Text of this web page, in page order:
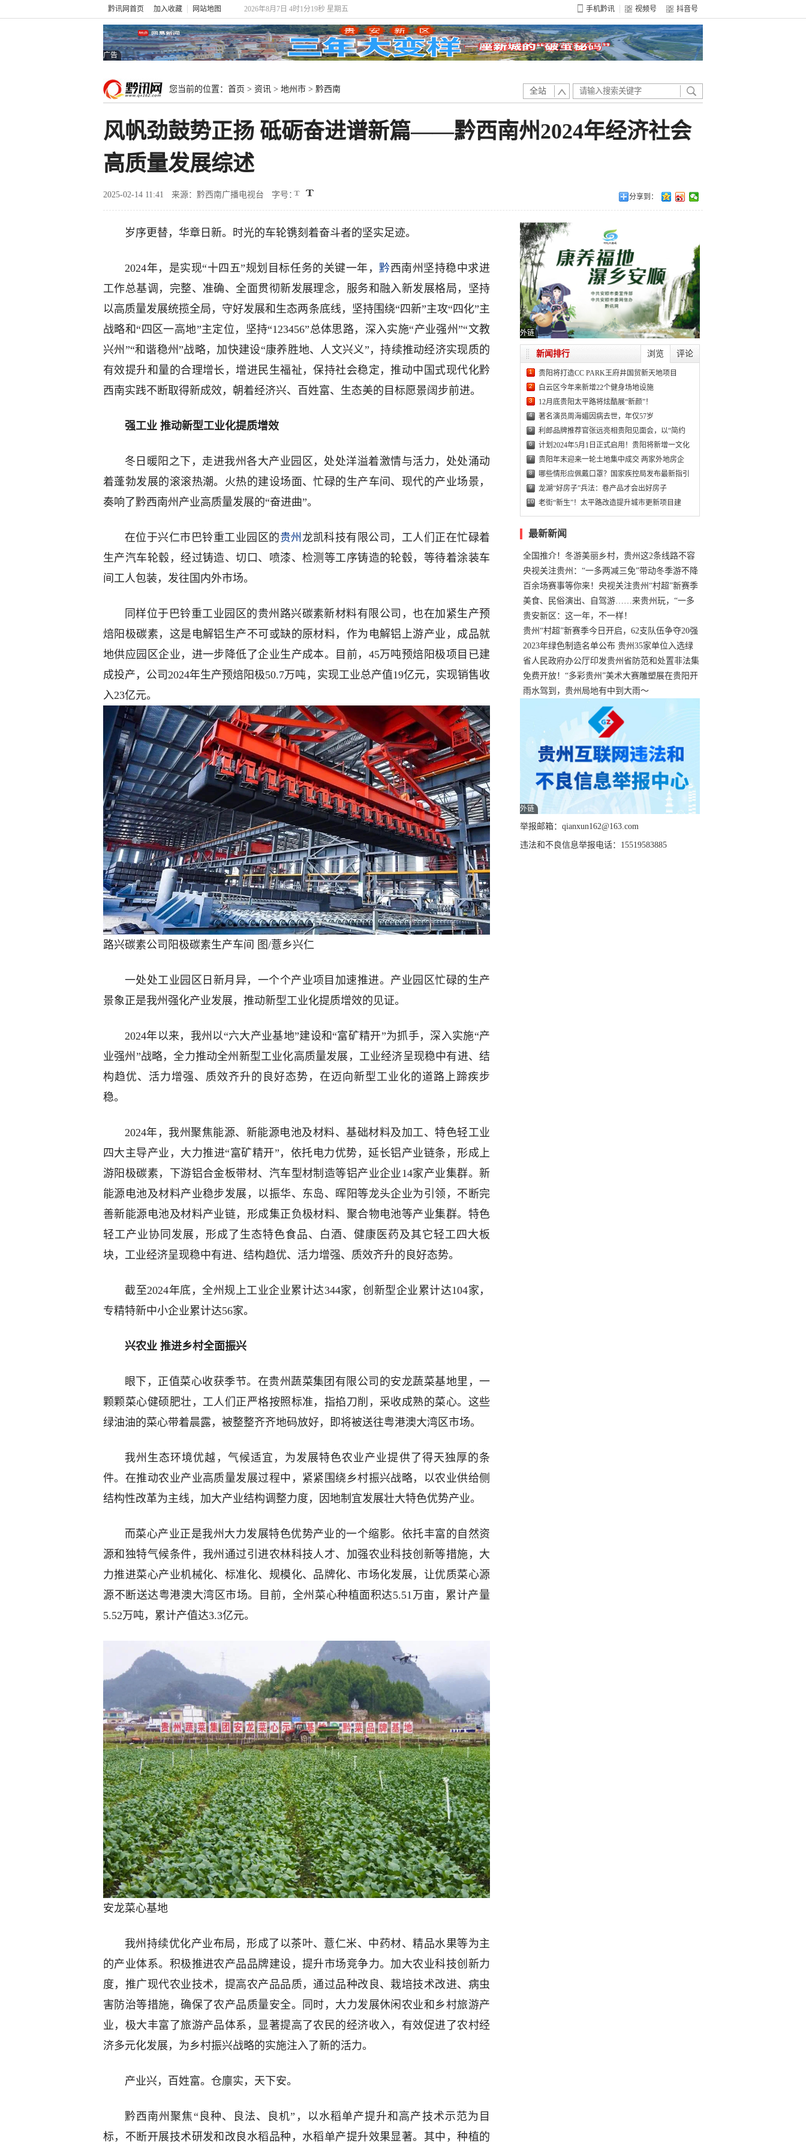
黔讯网首页 加入收藏 网站地图 2026年8月7日 4时1分20秒 星期五 手机黔讯 视频号 抖音号
广告
您当前的位置： 首页 > 资讯 > 地州市 > 黔西南 全站
风帆劲鼓势正扬 砥砺奋进谱新篇——黔西南州2024年经济社会
高质量发展综述
2025-02-14 11:41 来源：黔西南广播电视台 字号： 分享到：
岁序更替，华章日新。时光的车轮镌刻着奋斗者的坚实足迹。
2024年，是实现“十四五”规划目标任务的关键一年，黔 西南州坚持稳中求进
工作总基调，完整、准确、全面贯彻新发展理念，服务和融入新发展格局，坚持
以高质量发展统揽全局，守好发展和生态两条底线，坚持围绕“四新”主攻“四化”主
战略和“四区一高地”主定位，坚持“123456”总体思路，深入实施“产业强州”“文教
兴州”“和谐稳州”战略，加快建设“康养胜地、人文兴义”，持续推动经济实现质的
有效提升和量的合理增长，增进民生福祉，保持社会稳定，推动中国式现代化黔
西南实践不断取得新成效，朝着经济兴、百姓富、生态美的目标愿景阔步前进。
强工业 推动新型工业化提质增效
冬日暖阳之下，走进我州各大产业园区，处处洋溢着激情与活力，处处涌动
着蓬勃发展的滚滚热潮。火热的建设场面、忙碌的生产车间、现代的产业场景，
奏响了黔西南州产业高质量发展的“奋进曲”。
在位于兴仁市巴铃重工业园区的贵州 龙凯科技有限公司，工人们正在忙碌着
生产汽车轮毂，经过铸造、切口、喷漆、检测等工序铸造的轮毂，等待着涂装车
间工人包装，发往国内外市场。
同样位于巴铃重工业园区的贵州路兴碳素新材料有限公司，也在加紧生产预
焙阳极碳素，这是电解铝生产不可或缺的原材料，作为电解铝上游产业，成品就
地供应园区企业，进一步降低了企业生产成本。目前，45万吨预焙阳极项目已建
成投产，公司2024年生产预焙阳极50.7万吨，实现工业总产值19亿元，实现销售收
入23亿元。
路兴碳素公司阳极碳素生产车间 图/薏乡兴仁
一处处工业园区日新月异，一个个产业项目加速推进。产业园区忙碌的生产
景象正是我州强化产业发展，推动新型工业化提质增效的见证。
2024年以来，我州以“六大产业基地”建设和“富矿精开”为抓手，深入实施“产
业强州”战略，全力推动全州新型工业化高质量发展，工业经济呈现稳中有进、结
构趋优、活力增强、质效齐升的良好态势，在迈向新型工业化的道路上蹄疾步
稳。
2024年，我州聚焦能源、新能源电池及材料、基础材料及加工、特色轻工业
四大主导产业，大力推进“富矿精开”，依托电力优势，延长铝产业链条，形成上
游阳极碳素，下游铝合金板带材、汽车型材制造等铝产业企业14家产业集群。新
能源电池及材料产业稳步发展，以振华、东岛、晖阳等龙头企业为引领，不断完
善新能源电池及材料产业链，形成集正负极材料、聚合物电池等产业集群。特色
轻工产业协同发展，形成了生态特色食品、白酒、健康医药及其它轻工四大板
块，工业经济呈现稳中有进、结构趋优、活力增强、质效齐升的良好态势。
截至2024年底，全州规上工业企业累计达344家，创新型企业累计达104家，
专精特新中小企业累计达56家。
兴农业 推进乡村全面振兴
眼下，正值菜心收获季节。在贵州蔬菜集团有限公司的安龙蔬菜基地里，一
颗颗菜心健硕肥壮，工人们正严格按照标准，指掐刀削，采收成熟的菜心。这些
绿油油的菜心带着晨露，被整整齐齐地码放好，即将被送往粤港澳大湾区市场。
我州生态环境优越，气候适宜，为发展特色农业产业提供了得天独厚的条
件。在推动农业产业高质量发展过程中，紧紧围绕乡村振兴战略，以农业供给侧
结构性改革为主线，加大产业结构调整力度，因地制宜发展壮大特色优势产业。
而菜心产业正是我州大力发展特色优势产业的一个缩影。依托丰富的自然资
源和独特气候条件，我州通过引进农林科技人才、加强农业科技创新等措施，大
力推进菜心产业机械化、标准化、规模化、品牌化、市场化发展，让优质菜心源
源不断送达粤港澳大湾区市场。目前，全州菜心种植面积达5.51万亩，累计产量
5.52万吨，累计产值达3.3亿元。
安龙菜心基地
我州持续优化产业布局，形成了以茶叶、薏仁米、中药材、精品水果等为主
的产业体系。积极推进农产品品牌建设，提升市场竞争力。加大农业科技创新力
度，推广现代农业技术，提高农产品品质，通过品种改良、栽培技术改进、病虫
害防治等措施，确保了农产品质量安全。同时，大力发展休闲农业和乡村旅游产
业，极大丰富了旅游产品体系，显著提高了农民的经济收入，有效促进了农村经
济多元化发展，为乡村振兴战略的实施注入了新的活力。
产业兴，百姓富。仓廪实，天下安。
黔西南州聚焦“良种、良法、良机”，以水稻单产提升和高产技术示范为目
标，不断开展技术研发和改良水稻品种，水稻单产提升效果显著。其中，种植的
外链
浏览 评论
新闻排行
1 贵阳将打造CC PARK王府井国贸新天地项目
2 白云区今年来新增22个健身场地设施
3 12月底贵阳太平路将炫酷展“新颜”！
4 著名演员周海媚因病去世，年仅57岁
5 利郎品牌推荐官张远亮相贵阳见面会，以“简约
6 计划2024年5月1日正式启用！贵阳将新增一文化
7 贵阳年末迎来一轮土地集中成交 两家外地房企
8 哪些情形应佩戴口罩？国家疾控局发布最新指引
9 龙湖“好房子”兵法：卷产品才会出好房子
10 老街“新生”！太平路改造提升城市更新项目建
最新新闻
全国推介！冬游美丽乡村，贵州这2条线路不容
错过
央视关注贵州：“一多两减三免”带动冬季游不降
温
百余场赛事等你来！央视关注贵州“村超”新赛季
正式“打响”
美食、民俗演出、自驾游……来贵州玩，“一多
两减三免”！
贵安新区：这一年，不一样！
贵州“村超”新赛季今日开启，62支队伍争夺20强
名额
2023年绿色制造名单公布 贵州35家单位入选绿
色工厂
省人民政府办公厅印发贵州省防范和处置非法集
资工作实施细则
免费开放！“多彩贵州”美术大赛雕塑展在贵阳开
展，持续至1月19日
雨水驾到，贵州局地有中到大雨～
外链
举报邮箱：qianxun162@163.com
违法和不良信息举报电话：15519583885